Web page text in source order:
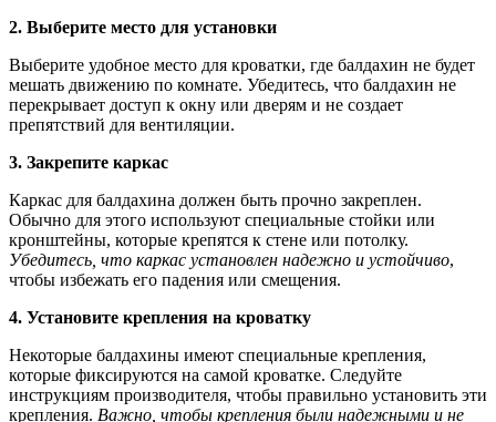
2. Выберите место для установки
Выберите удобное место для кроватки, где балдахин не будет
мешать движению по комнате. Убедитесь, что балдахин не
перекрывает доступ к окну или дверям и не создает
препятствий для вентиляции.
3. Закрепите каркас
Каркас для балдахина должен быть прочно закреплен.
Обычно для этого используют специальные стойки или
кронштейны, которые крепятся к стене или потолку.
Убедитесь, что каркас установлен надежно и устойчиво,
чтобы избежать его падения или смещения.
4. Установите крепления на кроватку
Некоторые балдахины имеют специальные крепления,
которые фиксируются на самой кроватке. Следуйте
инструкциям производителя, чтобы правильно установить эти
крепления. Важно, чтобы крепления были надежными и не